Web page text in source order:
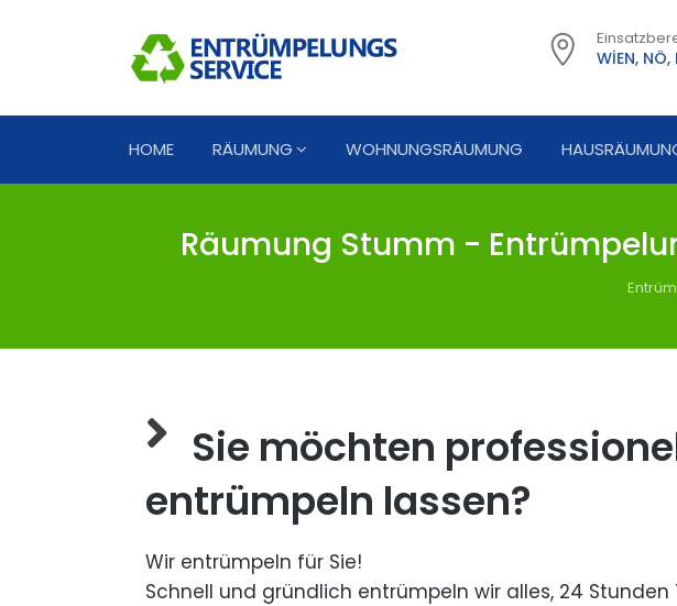
WIEN, NÖ,
HOME RÄUMUNG WOHNUNGSRÄUMUNG
Räumung Stumm -
Sie möchten
entrümpeln lassen?
Wir entrümpeln für Sie!
Schnell und gründlich entrümpeln wir alles, 24 Stunden